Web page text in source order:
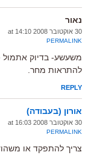
נאור
30 אוקטובר 2008 at 14:10
PERMALINK
משעשע- בדיוק אתמול
להתראות מחר.
REPLY
אורון (בעבודה)
30 אוקטובר 2008 at 16:03
PERMALINK
צריך להתפקד או